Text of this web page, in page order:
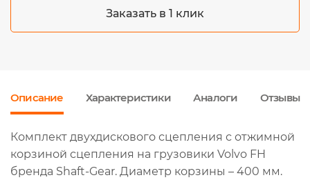
Заказать в 1 клик
Описание Характеристики Аналоги Отзывы
Комплект двухдискового сцепления с отжимной
корзиной сцепления на грузовики Volvo FH
бренда Shaft-Gear. Диаметр корзины – 400 мм.